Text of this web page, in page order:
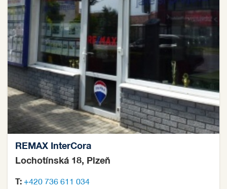
REMAX InterCora
Lochotínská 18, Plzeň
T: +420 736 611 034